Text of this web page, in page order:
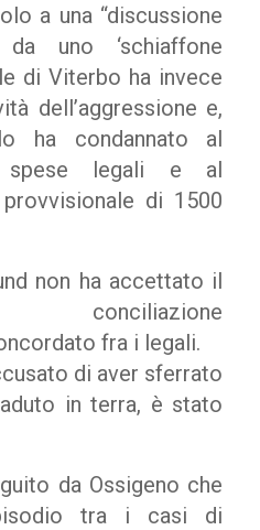
a una “discussione
uno ‘schiaffone
di Viterbo ha invece
dell’aggressione e,
ha condannato al
spese legali e al
di 1500
non ha accettato il
fra i legali.
di aver sferrato
in terra, è stato
da Ossigeno che
tra i casi di